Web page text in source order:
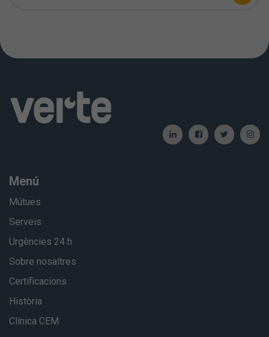
Menú
Mútues
Serveis
Urgències 24 h
Sobre nosaltres
Certificacions
Història
Clínica CEM